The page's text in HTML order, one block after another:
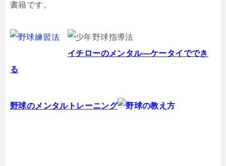
書籍です。
イチローのメンタル―ケータイででき
る
野球のメンタルトレーニング